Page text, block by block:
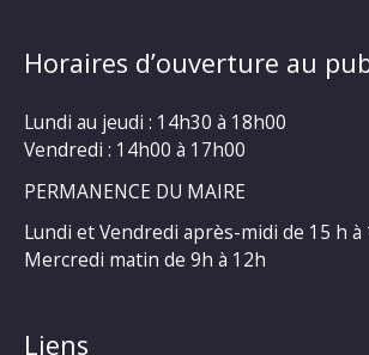
Horaires d’ouverture au
Lundi au jeudi : 14h30 à 18h00
Vendredi : 14h00 à 17h00
PERMANENCE DU MAIRE
Lundi et Vendredi après-midi de 15 h à
Mercredi matin de 9h à 12h
Liens